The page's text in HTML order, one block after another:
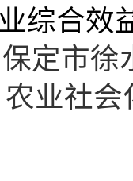
综合效
保定市徐
业社